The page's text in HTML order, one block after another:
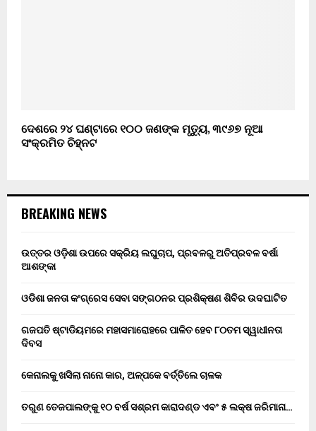
ଦେଶରେ ୨୪ ଘଣ୍ଟାରେ ୧୦୦ ଜଣଙ୍କ ମୃତ୍ୟୁ, ୩୯୬୭ ନୂଆ
ସଂକ୍ରମିତ ଚିହ୍ନଟ
BREAKING NEWS
ଉତ୍ତର ଓଡ଼ିଶା ଉପରେ ସକ୍ରିୟ ଲଘୁଚାପ, ପ୍ରବଳରୁ ଅତିପ୍ରବଳ ବର୍ଷା
ଆଶଙ୍କା
ଓଡିଶା ଜନତା କଂଗ୍ରେସ ସେବା ସଙ୍ଗଠନର ପ୍ରଶିକ୍ଷଣ ଶିବିର ଉଦଘାଟିତ
ଗଜପତି ଷ୍ଟାଡିୟମରେ ମହାସମାରୋହରେ ପାଳିତ ହେବ ୮୦ତମ ସ୍ୱାଧୀନତା
ଦିବସ
କେନାଲକୁ ଖସିଲା ନାନୋ କାର, ଅଳ୍ପକେ ବର୍ତ୍ତିଲେ ଚାଳକ
ତରୁଣ ତେଜପାଲଙ୍କୁ ୧୦ ବର୍ଷ ସଶ୍ରମ କାରାଦଣ୍ଡ ଏବଂ ₹୫ ଲକ୍ଷ ଜରିମାନା…